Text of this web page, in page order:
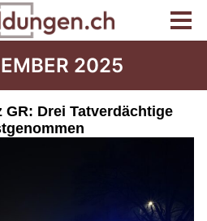
2025
Drei Tatverdächtige